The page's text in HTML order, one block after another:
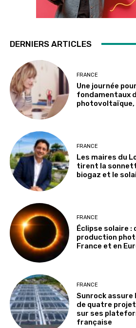
DERNIERS ARTICLES
FRANCE
Une journée
fondamentaux
photovoltaïque,
FRANCE
Les maires du
tirent la
biogaz et le
FRANCE
Éclipse solaire :
production
France et en
FRANCE
Sunrock assure
de quatre
sur ses
française